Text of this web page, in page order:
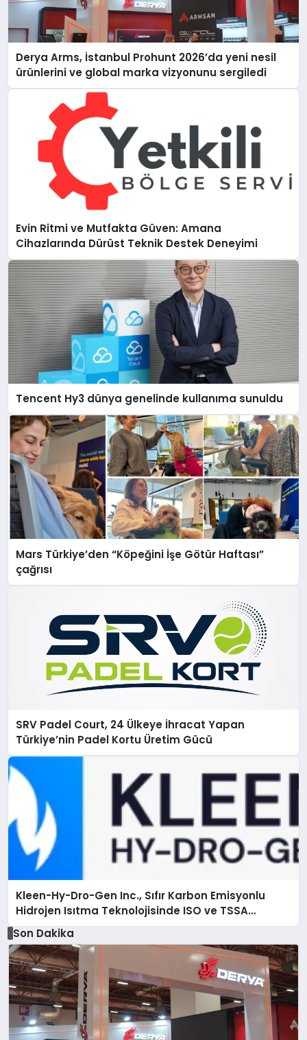
Derya Arms, İstanbul Prohunt 2026’da yeni nesil
ürünlerini ve global marka vizyonunu sergiledi
Evin Ritmi ve Mutfakta Güven: Amana
Cihazlarında Dürüst Teknik Destek Deneyimi
Tencent Hy3 dünya genelinde kullanıma sunuldu
Mars Türkiye’den “Köpeğini İşe Götür Haftası”
çağrısı
SRV Padel Court, 24 Ülkeye İhracat Yapan
Türkiye’nin Padel Kortu Üretim Gücü
Kleen-Hy-Dro-Gen Inc., Sıfır Karbon Emisyonlu
Hidrojen Isıtma Teknolojisinde ISO ve TSSA
Düzenleyici Onaylarını Aldı
Son Dakika